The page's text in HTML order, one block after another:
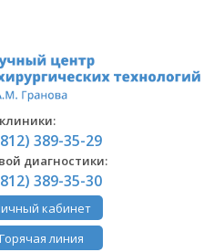
389-35-29
диагностики:
389-35-30
кабинет
Горячая линия